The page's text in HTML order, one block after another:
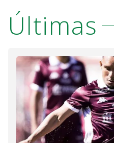
Últimas